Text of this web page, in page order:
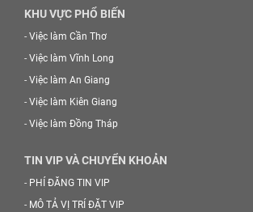
KHU VỰC PHỔ BIẾN
- Việc làm Cần Thơ
- Việc làm Vĩnh Long
- Việc làm An Giang
- Việc làm Kiên Giang
- Việc làm Đồng Tháp
TIN VIP VÀ CHUYỂN KHOẢN
- PHÍ ĐĂNG TIN VIP
- MÔ TẢ VỊ TRÍ ĐẶT VIP